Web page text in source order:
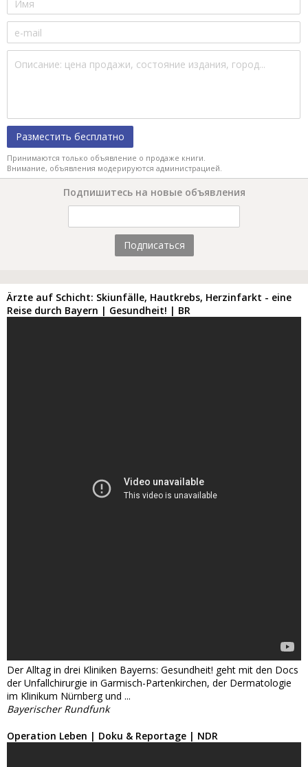
Разместить бесплатно
Принимаются только объявление о продаже книги.
Внимание, объявления модерируются администрацией.
Подпишитесь на новые объявления
Подписаться
Ärzte auf Schicht: Skiunfälle, Hautkrebs, Herzinfarkt - eine
Reise durch Bayern | Gesundheit! | BR
Der Alltag in drei Kliniken Bayerns: Gesundheit! geht mit den Docs
der Unfallchirurgie in Garmisch-Partenkirchen, der Dermatologie
im Klinikum Nürnberg und ...
Bayerischer Rundfunk
Operation Leben | Doku & Reportage | NDR